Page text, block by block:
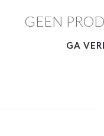
GEEN
GA